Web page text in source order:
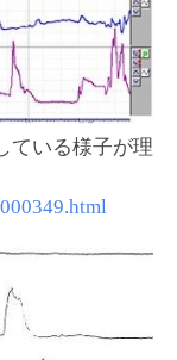
ている様子が理